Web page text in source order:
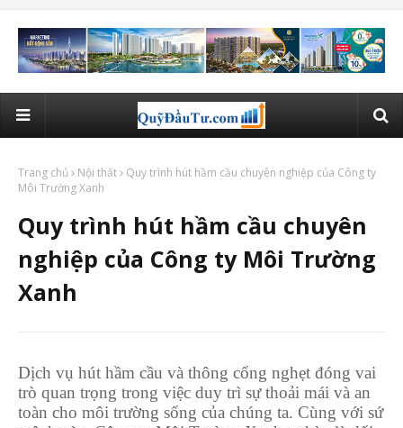
Trang chủ Nội thất
Quy trình hút hầm cầu chuyên nghiệp của Công ty
Môi Trường Xanh
Quy trình hút hầm cầu chuyên
nghiệp của Công ty Môi Trường
Xanh
Dịch vụ hút hầm cầu và thông cống nghẹt đóng vai
trò quan trọng trong việc duy trì sự thoải mái và an
toàn cho môi trường sống của chúng ta. Cùng với sứ